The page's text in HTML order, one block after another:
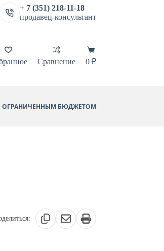
+ 7 (351) 218-11-18
продавец-консультант
Сравнение
Корзина
0 ₽
ОГРАНИЧЕННЫМ БЮДЖЕТОМ